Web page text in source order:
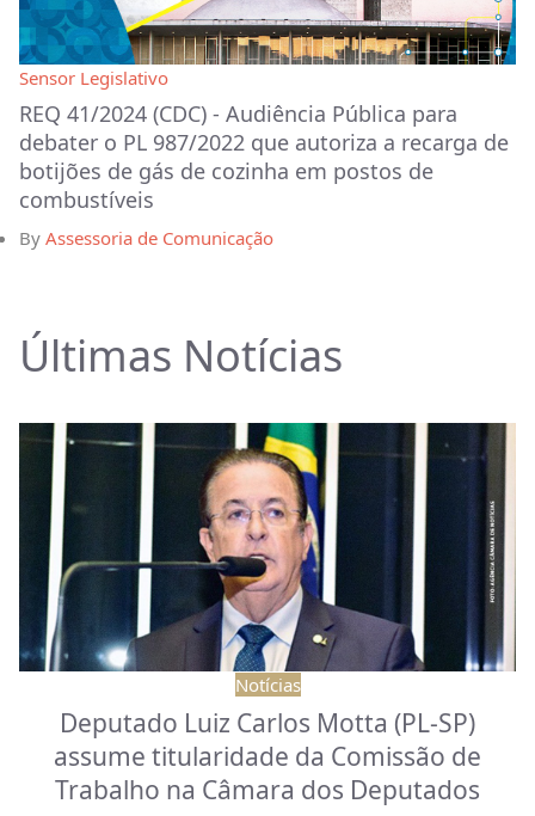
Sensor Legislativo
REQ 41/2024 (CDC) - Audiência Pública para
debater o PL 987/2022 que autoriza a recarga de
botijões de gás de cozinha em postos de
combustíveis
By Assessoria de Comunicação
Últimas Notícias
Notícias
Deputado Luiz Carlos Motta (PL-SP)
assume titularidade da Comissão de
Trabalho na Câmara dos Deputados